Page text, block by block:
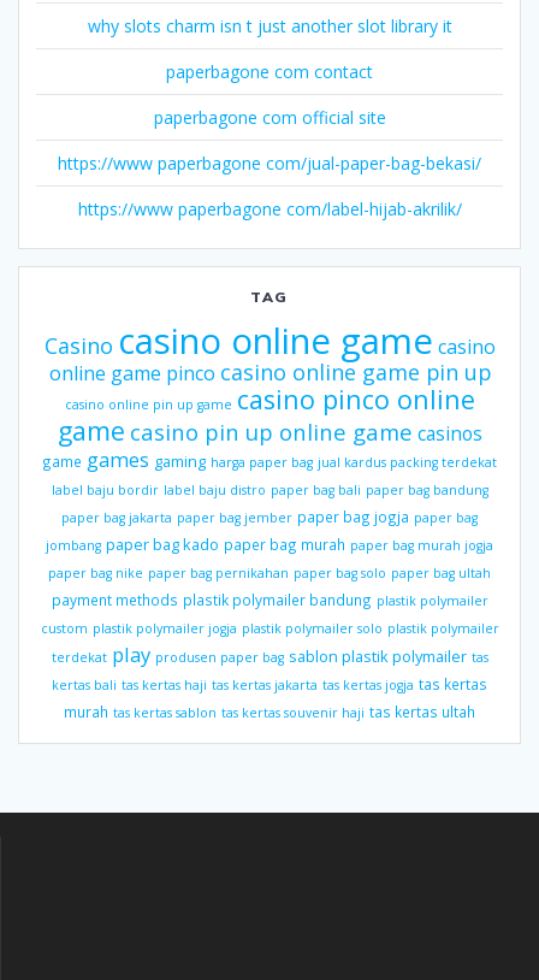
why slots charm isn t just another slot library it
paperbagone com contact
paperbagone com official site
https://www paperbagone com/jual-paper-bag-bekasi/
https://www paperbagone com/label-hijab-akrilik/
TAG
Casino casino online game casino
online game pinco casino online game pin up
casino online pin up game casino pinco online
game casino pin up online game casinos
game games gaming harga paper bag jual kardus packing terdekat
label baju bordir label baju distro paper bag bali paper bag bandung
paper bag jakarta paper bag jember paper bag jogja paper bag
jombang paper bag kado paper bag murah paper bag murah jogja
paper bag nike paper bag pernikahan paper bag solo paper bag ultah
payment methods plastik polymailer bandung plastik polymailer
custom plastik polymailer jogja plastik polymailer solo plastik polymailer
terdekat play produsen paper bag sablon plastik polymailer tas
kertas bali tas kertas haji tas kertas jakarta tas kertas jogja tas kertas
murah tas kertas sablon tas kertas souvenir haji tas kertas ultah